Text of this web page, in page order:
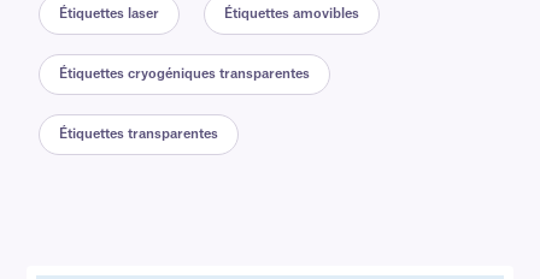
Étiquettes laser Étiquettes amovibles
Étiquettes cryogéniques transparentes
Étiquettes transparentes